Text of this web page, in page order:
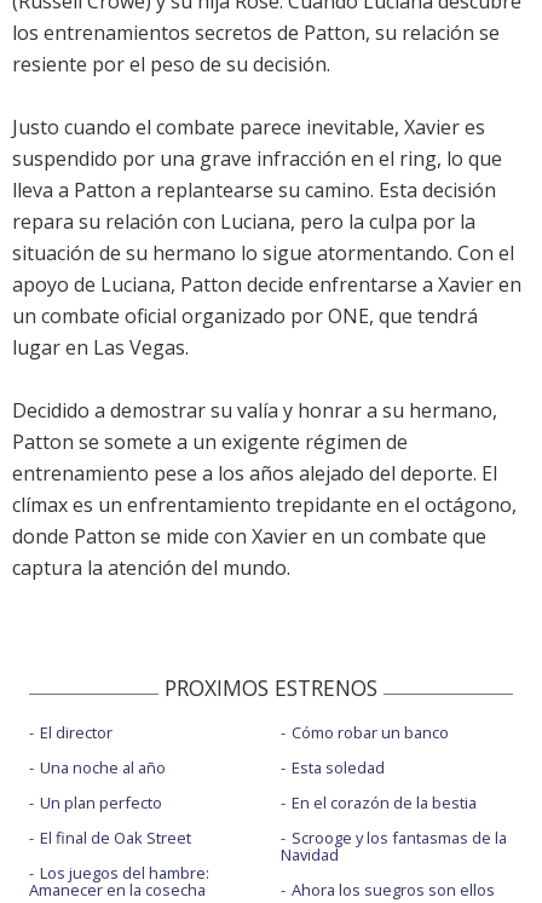
los entrenamientos secretos de Patton, su relación se
resiente por el peso de su decisión.
Justo cuando el combate parece inevitable, Xavier es
suspendido por una grave infracción en el ring, lo que
lleva a Patton a replantearse su camino. Esta decisión
repara su relación con Luciana, pero la culpa por la
situación de su hermano lo sigue atormentando. Con el
apoyo de Luciana, Patton decide enfrentarse a Xavier en
un combate oficial organizado por ONE, que tendrá
lugar en Las Vegas.
Decidido a demostrar su valía y honrar a su hermano,
Patton se somete a un exigente régimen de
entrenamiento pese a los años alejado del deporte. El
clímax es un enfrentamiento trepidante en el octágono,
donde Patton se mide con Xavier en un combate que
captura la atención del mundo.
PROXIMOS ESTRENOS
El director
Una noche al año
Un plan perfecto
El final de Oak Street
Los juegos del hambre:
Amanecer en la cosecha
Cómo robar un banco
Esta soledad
En el corazón de la bestia
Scrooge y los fantasmas de la
Navidad
Ahora los suegros son ellos